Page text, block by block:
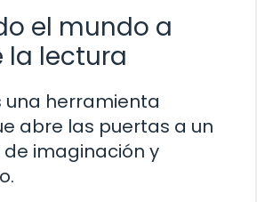
el mundo a
la lectura
una herramienta
abre las puertas a un
imaginación y